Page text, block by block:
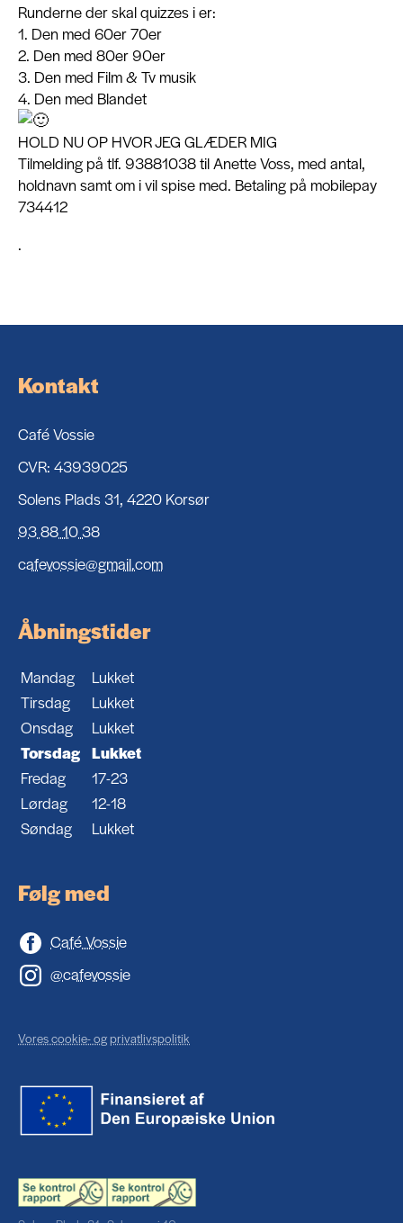
Runderne der skal quizzes i er:
1. Den med 60er 70er
2. Den med 80er 90er
3. Den med Film & Tv musik
4. Den med Blandet
HOLD NU OP HVOR JEG GLÆDER MIG
Tilmelding på tlf. 93881038 til Anette Voss, med antal,
holdnavn samt om i vil spise med. Betaling på mobilepay
734412
.
Kontakt
Café Vossie
CVR: 43939025
Solens Plads 31, 4220 Korsør
93 88 10 38
cafevossie@gmail.com
Åbningstider
Mandag
Lukket
Tirsdag
Lukket
Onsdag
Lukket
Torsdag Lukket
Fredag
17-23
Lørdag
12-18
Søndag
Lukket
Følg med
Café Vossie
@cafevossie
Vores cookie- og privatlivspolitik